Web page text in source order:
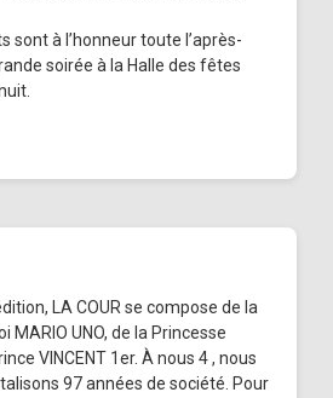
sont à l’honneur toute l’après-
soirée à la Halle des fêtes
LA COUR se compose de la
MARIO UNO, de la Princesse
VINCENT 1er. À nous 4 , nous
97 années de société. Pour